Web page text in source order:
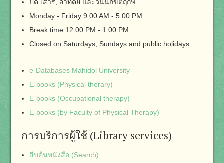
ปิด เสาร์, อาทิตย์ และวันนักขัตฤกษ์
Monday - Friday 9:00 AM - 5:00 PM.
Break time 12:00 PM - 1:00 PM.
Closed on Saturdays, Sundays and public holidays.
e-Databases Mahidol University
E-books (Physical therary)
E-books (Occupational therapy)
E-books (by Faculty of Physical Therapy)
การบริการผู้ใช้ (Library services)
สืบค้นหนังสือ (Search)